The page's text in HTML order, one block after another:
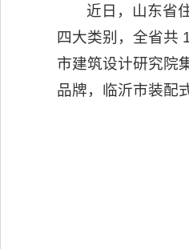
近日，山东省
四大类别，全省共
市建筑设计研究院
品牌，临沂市装配